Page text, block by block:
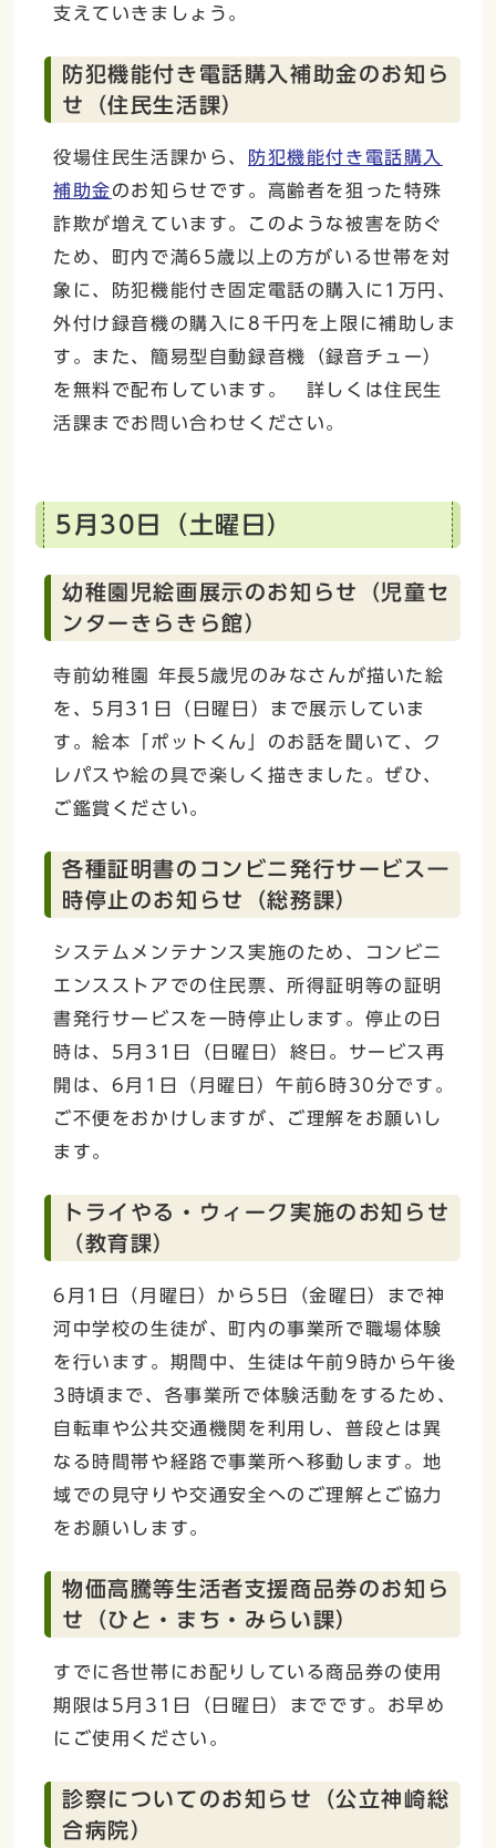
支えていきましょう。
防犯機能付き電話購入補助金のお知ら
せ（住民生活課）
役場住民生活課から、
防犯機能付き電話購入
補助金のお知らせです。高齢者を狙った特殊
詐欺が増えています。このような被害を防ぐ
ため、町内で満65歳以上の方がいる世帯を対
象に、防犯機能付き固定電話の購入に1万円、
外付け録音機の購入に8千円を上限に補助しま
す。また、簡易型自動録音機（録音チュー）
を無料で配布しています。 詳しくは住民生
活課までお問い合わせください。
5月30日（土曜日）
幼稚園児絵画展示のお知らせ（児童セ
ンターきらきら館）
寺前幼稚園 年長5歳児のみなさんが描いた絵
を、5月31日（日曜日）まで展示していま
す。絵本「ポットくん」のお話を聞いて、ク
レパスや絵の具で楽しく描きました。ぜひ、
ご鑑賞ください。
各種証明書のコンビニ発行サービス一
時停止のお知らせ（総務課）
システムメンテナンス実施のため、コンビニ
エンスストアでの住民票、所得証明等の証明
書発行サービスを一時停止します。停止の日
時は、5月31日（日曜日）終日。サービス再
開は、6月1日（月曜日）午前6時30分です。
ご不便をおかけしますが、ご理解をお願いし
ます。
トライやる・ウィーク実施のお知らせ
（教育課）
6月1日（月曜日）から5日（金曜日）まで神
河中学校の生徒が、町内の事業所で職場体験
を行います。期間中、生徒は午前9時から午後
3時頃まで、各事業所で体験活動をするため、
自転車や公共交通機関を利用し、普段とは異
なる時間帯や経路で事業所へ移動します。地
域での見守りや交通安全へのご理解とご協力
をお願いします。
物価高騰等生活者支援商品券のお知ら
せ（ひと・まち・みらい課）
すでに各世帯にお配りしている商品券の使用
期限は5月31日（日曜日）までです。お早め
にご使用ください。
診察についてのお知らせ（公立神崎総
合病院）